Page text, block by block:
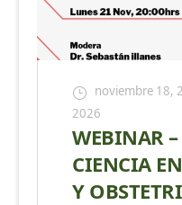
noviembre 18,
2026
WEBINAR
CIENCIA
Y